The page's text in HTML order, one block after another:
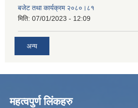
बजेट तथा कार्यक्रम २०८०।८१
मिति: 07/01/2023 - 12:09
अन्य
महत्वपुर्ण लिंकहरु